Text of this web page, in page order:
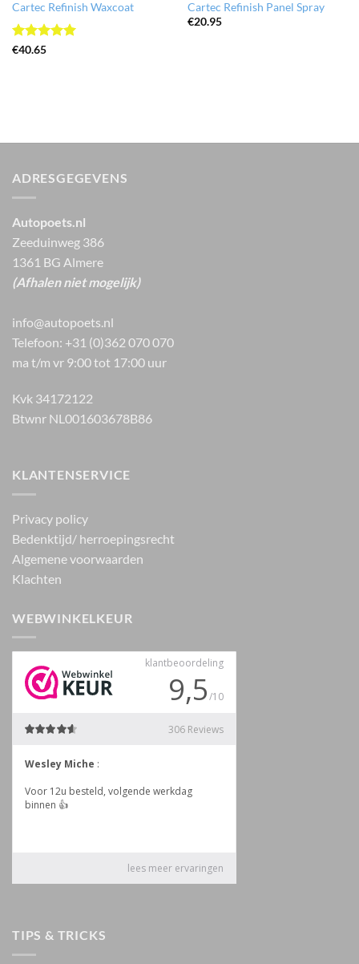
Cartec Refinish Waxcoat
Gewaardeerd
€40.65
Cartec Refinish Panel Spray
€20.95
ADRESGEGEVENS
Autopoets.nl
Zeeduinweg 386
1361 BG Almere
(Afhalen niet mogelijk)
info@autopoets.nl
Telefoon: +31 (0)362 070 070
ma t/m vr 9:00 tot 17:00 uur
Kvk 34172122
Btwnr NL001603678B86
KLANTENSERVICE
Privacy policy
Bedenktijd/ herroepingsrecht
Algemene voorwaarden
Klachten
WEBWINKELKEUR
TIPS & TRICKS